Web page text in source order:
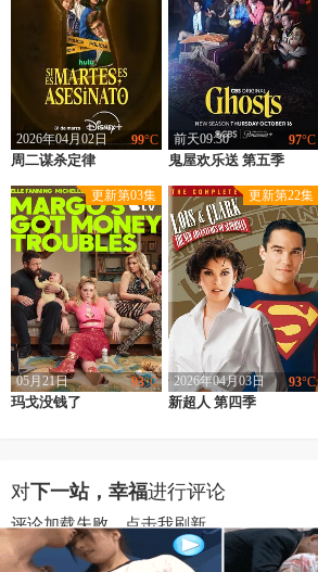
99°C
周二谋杀定律
2026年04月02日
类型：欧美
上映：2026
地区： 西班牙
导演：萨尔瓦多·卡尔沃,Abigail,Schaaff
主演：
亚历克斯·加西亚,茵玛·奎斯塔,阿娜·瓦格纳,卡拉·坎普拉,贝伦·洛佩兹,戈尔卡·莱斯奥萨,Mia,Zafra,Carmen,Ruiz,Xavi,Lite,保罗·皮雷,贝尔·蒙特罗,Saida,Benzal,阿德里亚诺·卡瓦略,路易莎·加瓦萨,拉克尔·佩雷斯,Romeu,Runa,Elsa,Galv?o,佩德罗·卡萨布兰科,Tiago,Sarmento,Marga,Arnau
97°C
鬼屋欢乐送 第五季
前天09:30
类型：欧美
上映：2025
地区：美国
导演：未知
主演：罗丝·麦克莱弗
更新第03集
93°C
玛戈没钱了
05月21日
类型：欧美
主演：
米歇尔·菲佛,尼克·奥弗曼,马西娅·盖伊·哈登,艾丽·范宁,妮可·基德曼,格雷戈·金尼尔,劳拉·圣吉亚科莫,迈克尔·安格拉诺,克里斯·杰里科,凯特琳·麦基,塔德亚·格雷厄姆,迈克尔·沃克耶,琳赛·诺明顿,里科·纳斯蒂,萨莎·戴蒙德,布里塔妮·弗里思,布里安娜·凯勒姆,凯琳娜·迈,霍尔斯顿·欧文,恩齐安·沙勒,斯基普·豪兰德,托马斯·施佩特
更新第22集
93°C
新超人 第四季
2026年04月03日
类型： 欧美
主演：迪恩·凯恩,查尔斯·C·史蒂文森,特丽·哈彻
对下一站，幸福进行评论
评论加载失败，点击我刷新...